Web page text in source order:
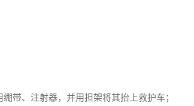
带、注射器，并用担架将其抬上救护车；